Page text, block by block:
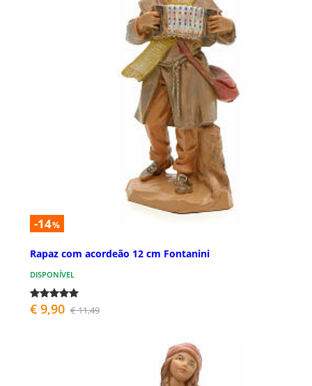
-14%
Rapaz com acordeão 12 cm Fontanini
DISPONÍVEL
€ 9,90 € 11,49